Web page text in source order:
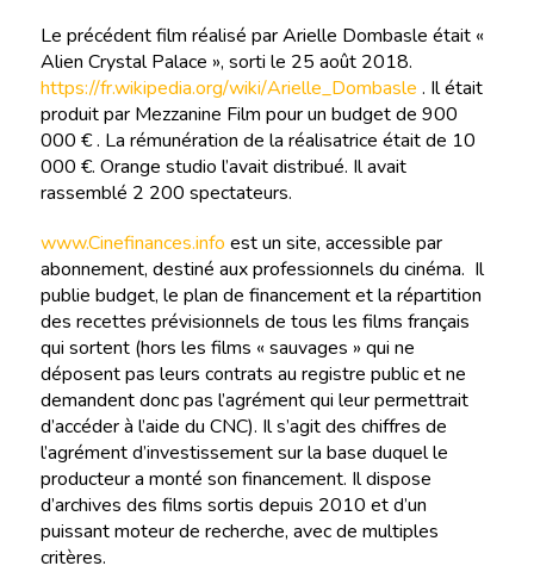
Le précédent film réalisé par Arielle Dombasle était «
Alien Crystal Palace », sorti le 25 août 2018.
https://fr.wikipedia.org/wiki/Arielle_Dombasle . Il était
produit par Mezzanine Film pour un budget de 900
000 € . La rémunération de la réalisatrice était de 10
000 €. Orange studio l’avait distribué. Il avait
rassemblé 2 200 spectateurs.
www.Cinefinances.info est un site, accessible par
abonnement, destiné aux professionnels du cinéma. Il
publie budget, le plan de financement et la répartition
des recettes prévisionnels de tous les films français
qui sortent (hors les films « sauvages » qui ne
déposent pas leurs contrats au registre public et ne
demandent donc pas l’agrément qui leur permettrait
d’accéder à l’aide du CNC). Il s’agit des chiffres de
l’agrément d’investissement sur la base duquel le
producteur a monté son financement. Il dispose
d’archives des films sortis depuis 2010 et d’un
puissant moteur de recherche, avec de multiples
critères.